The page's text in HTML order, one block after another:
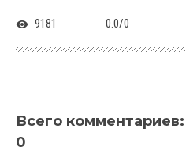
9181 0.0/0
Всего комментариев:
0